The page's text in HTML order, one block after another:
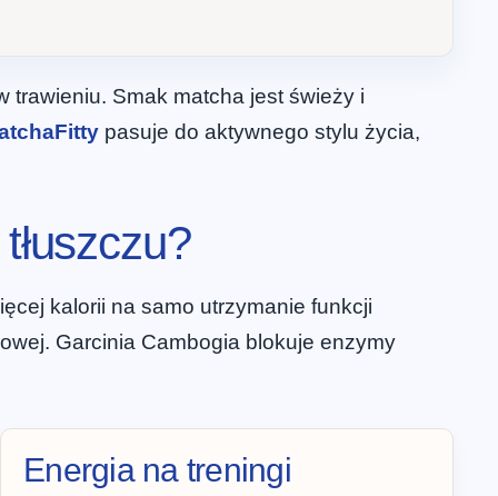
trawieniu. Smak matcha jest świeży i
pasuje do aktywnego stylu życia,
kalorii na samo utrzymanie funkcji
Garcinia Cambogia blokuje enzymy
Energia na treningi